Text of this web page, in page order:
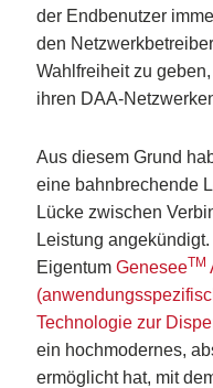
der Endbenutzer
den
Wahlfreiheit zu
ihren DAA-
Aus diesem Grund
eine bahnbrechende
Lücke zwischen
Leistung
EigentumGeneseeTM
Technologie zur
ein hochmodernes,
ermöglicht hat, mit